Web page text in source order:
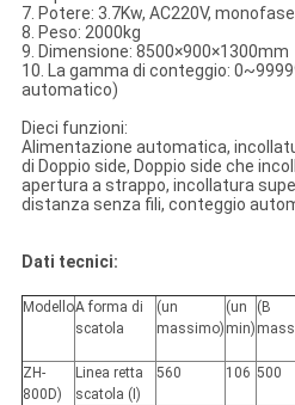
7. Potere: 3.7Kw, AC220V, monofase
8. Peso: 2000kg
9. Dimensione: 8500×900×1300mm
10. La gamma di conteggio:
automatico)
Dieci funzioni:
Alimentazione automatica,
di Doppio side, Doppio side che
apertura a strappo, incollatura
distanza senza fili, conteggio
Dati tecnici:
ModelloA forma di
scatola
(un
massimo)
(un
min)
(B
ZH-
800D)
Linea retta
scatola (I)
560 106 500